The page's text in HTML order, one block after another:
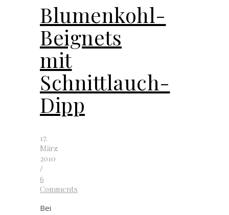
Blumenkohl-
Beignets
mit
Schnittlauch-
Dipp
17.
März
2010
/
6
Comments
Bei